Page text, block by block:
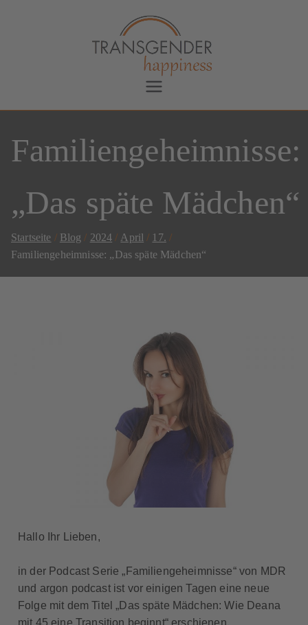
Transgender Happiness
Bianca Dorada
Familiengeheimnisse:
„Das späte Mädchen“
Startseite Blog 2024 April
17.
Familiengeheimnisse: „Das späte Mädchen“
Hallo Ihr Lieben,
in der Podcast Serie „Familiengeheimnisse“ von MDR
und argon podcast ist vor einigen Tagen eine neue
Folge mit dem Titel „Das späte Mädchen: Wie Deana